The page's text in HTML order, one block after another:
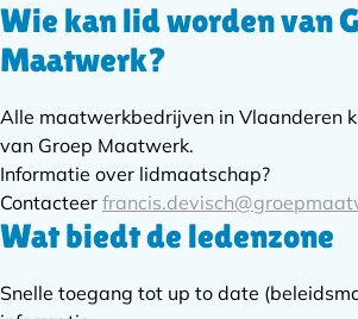
Subnavigatie
Wie kan lid worden van
Maatwerk?
Alle maatwerkbedrijven in Vlaanderen
van Groep Maatwerk.
Informatie over lidmaatschap?
Contacteer
Wat biedt de ledenzone
Snelle toegang tot up to date